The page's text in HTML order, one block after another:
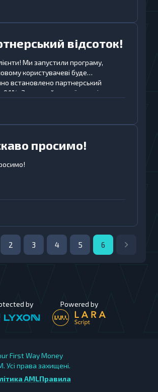
млн і внесена до списку
відсоток!
Ми запустили програму,
користувачеві буде
встановлено партнерський
0,1%. Запрошуйте своїх друзів,
обміну.
просимо!
2 3 4 5 6
by Powered by
First Way Money
Усі права захищені.
AMLПравила